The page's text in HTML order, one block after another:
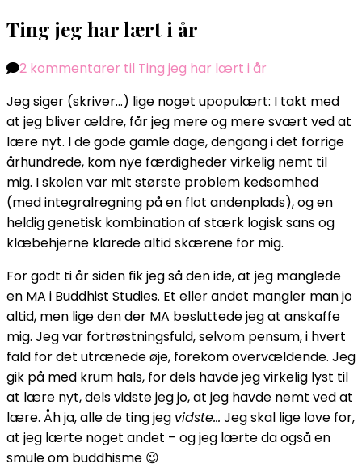
Ting jeg har lært i år
2 kommentarer til Ting jeg har lært i år
Jeg siger (skriver…) lige noget upopulært: I takt med
at jeg bliver ældre, får jeg mere og mere svært ved at
lære nyt. I de gode gamle dage, dengang i det forrige
århundrede, kom nye færdigheder virkelig nemt til
mig. I skolen var mit største problem kedsomhed
(med integralregning på en flot andenplads), og en
heldig genetisk kombination af stærk logisk sans og
klæbehjerne klarede altid skærene for mig.
For godt ti år siden fik jeg så den ide, at jeg manglede
en MA i Buddhist Studies. Et eller andet mangler man jo
altid, men lige den der MA besluttede jeg at anskaffe
mig. Jeg var fortrøstningsfuld, selvom pensum, i hvert
fald for det utrænede øje, forekom overvældende. Jeg
gik på med krum hals, for dels havde jeg virkelig lyst til
at lære nyt, dels vidste jeg jo, at jeg havde nemt ved at
lære. Åh ja, alle de ting jeg vidste… Jeg skal lige love for,
at jeg lærte noget andet – og jeg lærte da også en
smule om buddhisme 😉